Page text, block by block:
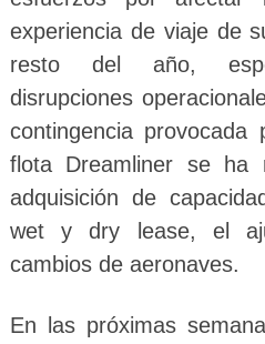
experiencia de viaje de
resto del año,
disrupciones
contingencia
flota Dreamliner se ha
adquisición de
wet y dry lease, el
cambios de aeronaves.
En las próximas